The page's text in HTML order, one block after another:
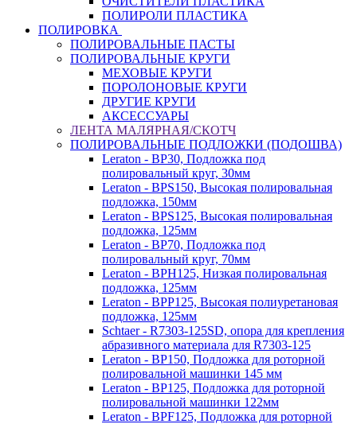
ПОЛИРОЛИ ПЛАСТИКА
ПОЛИРОВКА
ПОЛИРОВАЛЬНЫЕ ПАСТЫ
ПОЛИРОВАЛЬНЫЕ КРУГИ
МЕХОВЫЕ КРУГИ
ПОРОЛОНОВЫЕ КРУГИ
ДРУГИЕ КРУГИ
АКСЕССУАРЫ
ЛЕНТА МАЛЯРНАЯ/СКОТЧ
ПОЛИРОВАЛЬНЫЕ ПОДЛОЖКИ (ПОДОШВА)
Leraton - BP30, Подложка под
полировальный круг, 30мм
Leraton - BPS150, Высокая полировальная
подложка, 150мм
Leraton - BPS125, Высокая полировальная
подложка, 125мм
Leraton - BP70, Подложка под
полировальный круг, 70мм
Leraton - BPH125, Низкая полировальная
подложка, 125мм
Leraton - BPP125, Высокая полиуретановая
подложка, 125мм
Schtaer - R7303-125SD, опора для крепления
абразивного материала для R7303-125
Leraton - BP150, Подложка для роторной
полировальной машинки 145 мм
Leraton - BP125, Подложка для роторной
полировальной машинки 122мм
Leraton - BPF125, Подложка для роторной